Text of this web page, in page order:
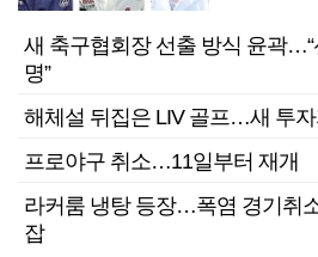
새 축구협회장 선출 방식 윤곽
명”
해체설 뒤집은 LIV 골프…새 투자
프로야구 취소…11일부터 재개
라커룸 냉탕 등장…폭염 경기취
잡